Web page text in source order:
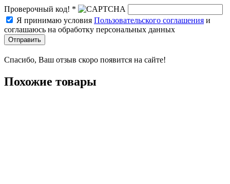
Проверочный код! *
Я принимаю условия Пользовательского соглашения и
соглашаюсь на обработку персональных данных
Отправить
Спасибо, Ваш отзыв скоро появится на сайте!
Похожие товары